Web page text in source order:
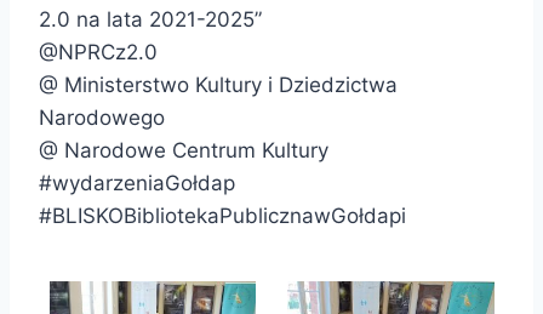
2.0 na lata 2021-2025”
@NPRCz2.0
@ Ministerstwo Kultury i Dziedzictwa
Narodowego
@ Narodowe Centrum Kultury
#wydarzeniaGołdap
#BLISKOBibliotekaPublicznawGołdapi